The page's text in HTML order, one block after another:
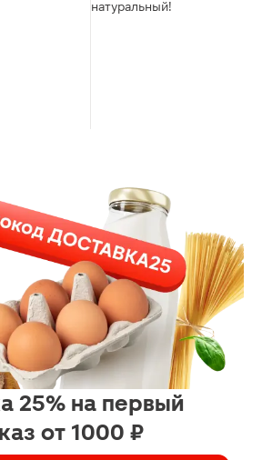
натуральный!
25% на первый
от 1000 ₽